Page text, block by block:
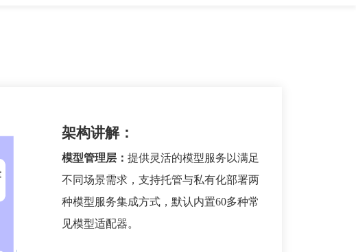
架构讲解：
模型管理层： 提供灵活的模型服务以满足
不同场景需求，支持托管与私有化部署两
种模型服务集成方式，默认内置60多种常
见模型适配器。